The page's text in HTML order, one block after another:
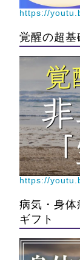
https://
覚醒の超
https://
病気・身
ギフト